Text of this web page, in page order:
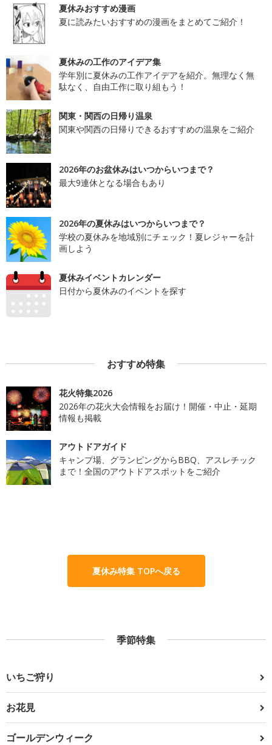
夏休みおすすめ漫画
夏に読みたいおすすめの漫画をまとめてご紹介！
夏休みの工作のアイデア集
学年別に夏休みの工作アイデアを紹介。無理なく無
駄なく、自由工作に取り組もう！
関東・関西の日帰り温泉
関東や関西の日帰りできるおすすめの温泉をご紹介
2026年のお盆休みはいつからいつまで？
最大9連休となる場合もあり
2026年の夏休みはいつからいつまで？
学校の夏休みを地域別にチェック！夏レジャーを計
画しよう
夏休みイベントカレンダー
日付から夏休みのイベントを探す
おすすめ特集
花火特集2026
2026年の花火大会情報をお届け！開催・中止・延期
情報も掲載
アウトドアガイド
キャンプ場、グランピングからBBQ、アスレチック
まで！全国のアウトドアスポットをご紹介
夏休み特集 TOPへ戻る
季節特集
いちご狩り
お花見
ゴールデンウィーク